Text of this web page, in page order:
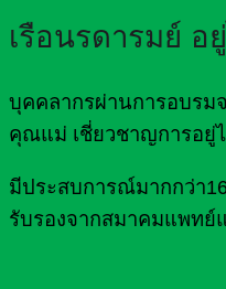
เรือนรดารมย์ อ
บุคคลากรผ่านการอบรม
คุณแม่ เชี่ยวชาญการอยู่
มีประสบการณ์มากกว่า
รับรองจากสมาคมแพทย์